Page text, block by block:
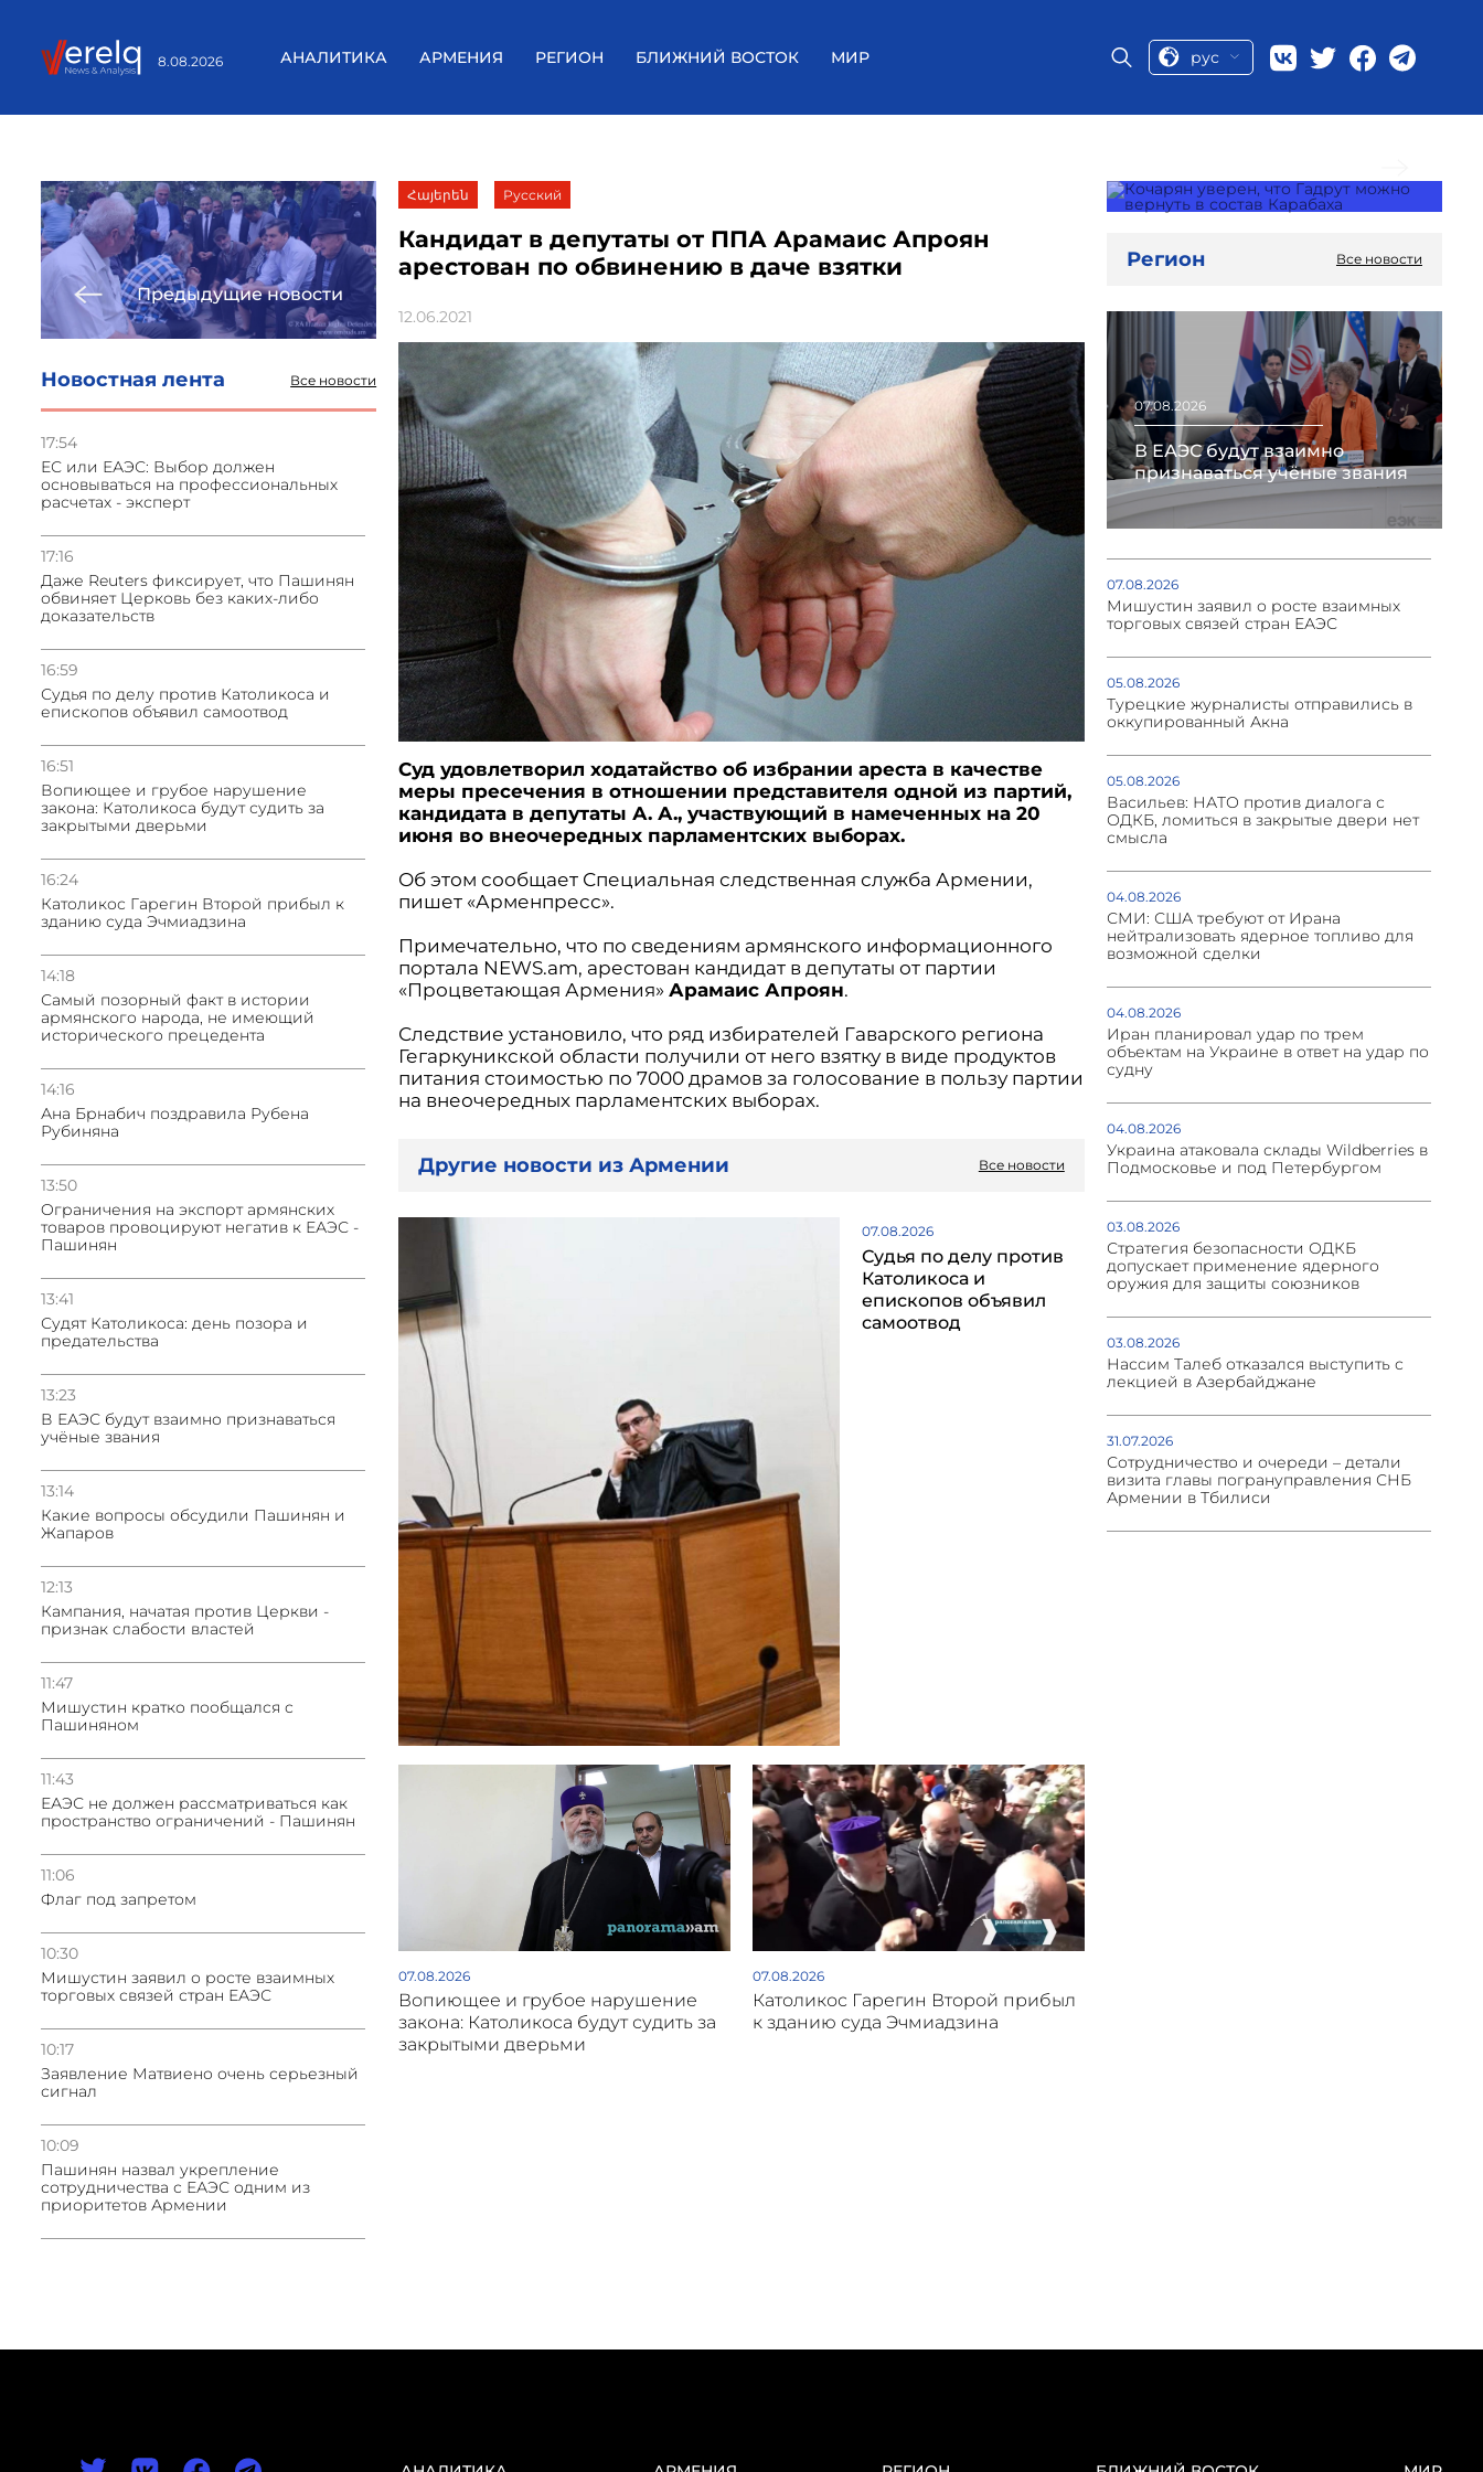
8.08.2026 АНАЛИТИКА АРМЕНИЯ РЕГИОН БЛИЖНИЙ ВОСТОК МИР рус
Предыдущие новости
Новостная лента Все новости
17:54
ЕС или ЕАЭС: Выбор должен
основываться на профессиональных
расчетах - эксперт
17:16
Даже Reuters фиксирует, что Пашинян
обвиняет Церковь без каких-либо
доказательств
16:59
Судья по делу против Католикоса и
епископов объявил самоотвод
16:51
Вопиющее и грубое нарушение
закона: Католикоса будут судить за
закрытыми дверьми
16:24
Католикос Гарегин Второй прибыл к
зданию суда Эчмиадзина
14:18
Самый позорный факт в истории
армянского народа, не имеющий
исторического прецедента
14:16
Ана Брнабич поздравила Рубена
Рубиняна
13:50
Oграничения на экспорт армянских
товаров провоцируют негатив к ЕАЭС -
Пашинян
13:41
Судят Католикоса: день позора и
предательства
13:23
В ЕАЭС будут взаимно признаваться
учёные звания
13:14
Какие вопросы обсудили Пашинян и
Жапаров
12:13
Кампания, начатая против Церкви -
признак слабости властей
11:47
Мишустин кратко пообщался с
Пашиняном
11:43
ЕАЭС не должен рассматриваться как
пространство ограничений - Пашинян
11:06
Флаг под запретом
10:30
Мишустин заявил о росте взаимных
торговых связей стран ЕАЭС
10:17
Заявление Матвиено очень серьезный
сигнал
10:09
Пашинян назвал укрепление
сотрудничества с ЕАЭС одним из
приоритетов Армении
Հայերեն Русский
Кандидат в депутаты от ППА Арамаис Апроян
арестован по обвинению в даче взятки
12.06.2021
Суд удовлетворил ходатайство об избрании ареста в качестве
меры пресечения в отношении представителя одной из партий,
кандидата в депутаты А. А., участвующий в намеченных на 20
июня во внеочередных парламентских выборах.
Об этом сообщает Специальная следственная служба Армении,
пишет «Арменпресс».
Примечательно, что по сведениям армянского информационного
портала NEWS.am, арестован кандидат в депутаты от партии
«Процветающая Армения»Арамаис Апроян.
Следствие установило, что ряд избирателей Гаварского региона
Гегаркуникской области получили от него взятку в виде продуктов
питания стоимостью по 7000 драмов за голосование в пользу партии
на внеочередных парламентских выборах.
Другие новости из Армении Все новости
07.08.2026
Судья по делу против
Католикоса и
епископов объявил
самоотвод
07.08.2026
Вопиющее и грубое нарушение
закона: Католикоса будут судить за
закрытыми дверьми
07.08.2026
Католикос Гарегин Второй прибыл
к зданию суда Эчмиадзина
Регион Все новости
07.08.2026
В ЕАЭС будут взаимно
признаваться учёные звания
07.08.2026
Мишустин заявил о росте взаимных
торговых связей стран ЕАЭС
05.08.2026
Турецкие журналисты отправились в
оккупированный Акна
05.08.2026
Васильев: НАТО против диалога с
ОДКБ, ломиться в закрытые двери нет
смысла
04.08.2026
СМИ: США требуют от Ирана
нейтрализовать ядерное топливо для
возможной сделки
04.08.2026
Иран планировал удар по трем
объектам на Украине в ответ на удар по
судну
04.08.2026
Украина атаковала склады Wildberries в
Подмосковье и под Петербургом
03.08.2026
Стратегия безопасности ОДКБ
допускает применение ядерного
оружия для защиты союзников
03.08.2026
Нассим Талеб отказался выступить с
лекцией в Азербайджане
31.07.2026
Сотрудничество и очереди – детали
визита главы погрануправления СНБ
Армении в Тбилиси